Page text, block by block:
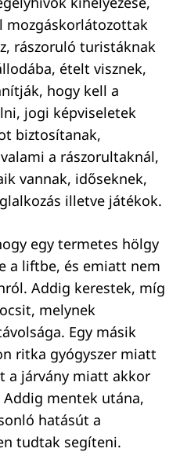
mozgáskorlátozottak
rászoruló turistáknak
ételt visznek,
hogy kell a
jogi képviseletek
biztosítanak,
a rászorultaknál,
vannak, időseknek,
illetve játékok.
egy termetes hölgy
a liftbe, és emiatt nem
Addig kerestek, míg
melynek
Egy másik
ritka gyógyszer miatt
a járvány miatt akkor
mentek utána,
hatásút a
tudtak segíteni.